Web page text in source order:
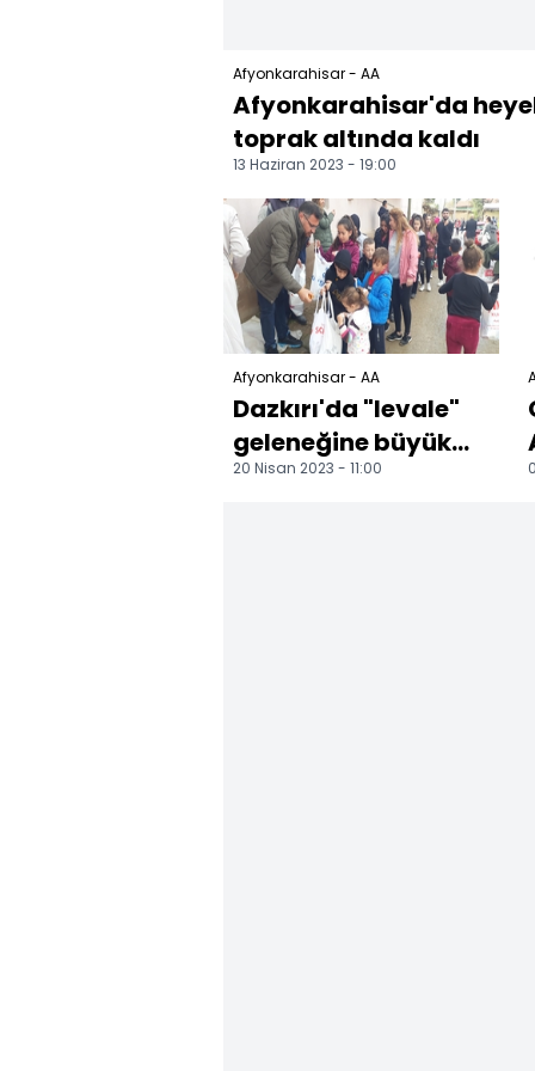
Afyonkarahisar - AA
Afyonkarahisar'da
toprak altında kaldı
13 Haziran 2023 - 19:00
Afyonkarahisar - AA
Dazkırı'da "levale"
geleneğine büyük
ilgi
20 Nisan 2023 - 11:00